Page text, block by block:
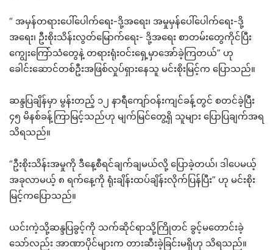
“ အမှန်တရားပေါ်ပေါက်ရေး-ဒို့အရေး၊ အမှုမှန်ပေါ်ပေါက်ရေး-ဒို့
အရေး၊ ဦးစိုးသိန်းလွတ်မြောက်ရေး- ဒို့အရေး စာတမ်းတွေကိုင်ပြီး
ကျွေးကြော်သံတွေနဲ့ တရားရုံးဝင်းရှေ့မှာအော်ခဲ့ကြတယ်” ဟု
ခေါင်းဆောင်တစ်ဦးအဖြစ်လှုပ်ရှားနေသူ မင်းစိုးမြင့်က ပြောသည်။
ဆန္ဒပြချိန်မှာ မွန်းတည့် ၁၂ နာရီကျော်ဝန်းကျင်ခန့်တွင် စတင်ခဲ့ပြီး
၄၅ မိနစ်ခန့်ကြာမြင့်သည်ဟု မျက်မြင်တွေ့ရှိ သူများ ပြောပြချက်အရ
သိရသည်။
“ဦးစိုးသိန်းအမှုကို ဒီနေ့စီရင်ချက်ချမယ်လို့ ပြောခဲ့တယ်၊ ဒါပေမယ့်
အခုလာမယ့် ၈ ရက်နေ့ကို ရုံးချိန်းထပ်ချိန်းလိုက်ပြန်ပြီး” ဟု မင်းစိုး
မြင့်ကပြောသည်။
ယင်းကဲ့သို့ဆန္ဒပြခွင့်ကို သက်ဆိုင်ရာသို့ကြိုတင် ခွင့်မတောင်းခဲ့
သော်လည်း အာဏာပိုင်များက တားဆီးခဲ့ခြင်းမရှိဟု သိရသည်။